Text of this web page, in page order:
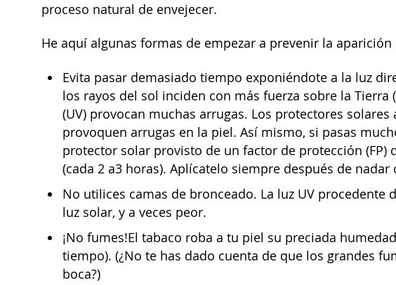
proceso natural de envejecer.
He aquí algunas formas de empezar a prevenir la
Evita pasar demasiado tiempo exponiéndote a la luz
los rayos del sol inciden con más fuerza sobre la
(UV) provocan muchas arrugas. Los protectores
provoquen arrugas en la piel. Así mismo, si pasas
protector solar provisto de un factor de protección
(cada 2 a3 horas). Aplícatelo siempre después de
No utilices camas de bronceado. La luz UV
luz solar, y a veces peor.
¡No fumes!El tabaco roba a tu piel su preciada
tiempo). (¿No te has dado cuenta de que los grandes
boca?)